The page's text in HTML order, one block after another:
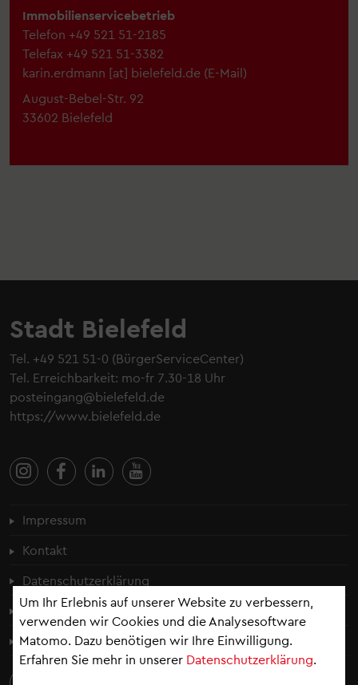
Um Ihr Erlebnis auf unserer Website zu verbessern,
verwenden wir Cookies und die Analysesoftware
Matomo. Dazu benötigen wir Ihre Einwilligung.
Erfahren Sie mehr in unserer Datenschutzerklärung.
Immobilienservicebetrieb
Telefon +49 521 51-2185
Telefax +49 521 51-3382
karin.erdmann [at] bielefeld.de (E-Mail)
August-Bebel-Str. 92
33602 Bielefeld
Stadt Bielefeld
Tel. +49 521 51-0 (BürgerServiceCenter)
Tel. Erreichbarkeit: mo-fr 7.30-18 Uhr
posteingang@bielefeld.de
https://www.bielefeld.de
Fußzeilenmenü
Impressum
Kontakt
Datenschutzerklärung
Cookie-Einstellungen
Erklärung zur Barrierefreiheit